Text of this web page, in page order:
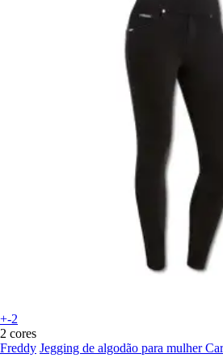
+-2
2 cores
Freddy Jegging de algodão para mulher